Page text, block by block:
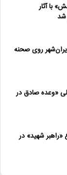
با آثار
شد
روی صحنه
«وعده صادق در
«راهبر شهید» در